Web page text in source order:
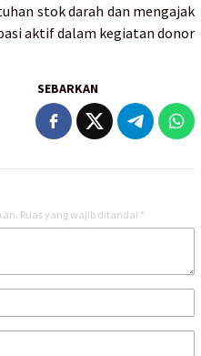
stok darah dan mengajak
aktif dalam kegiatan donor
SEBARKAN
Ruas yang wajib ditandai *